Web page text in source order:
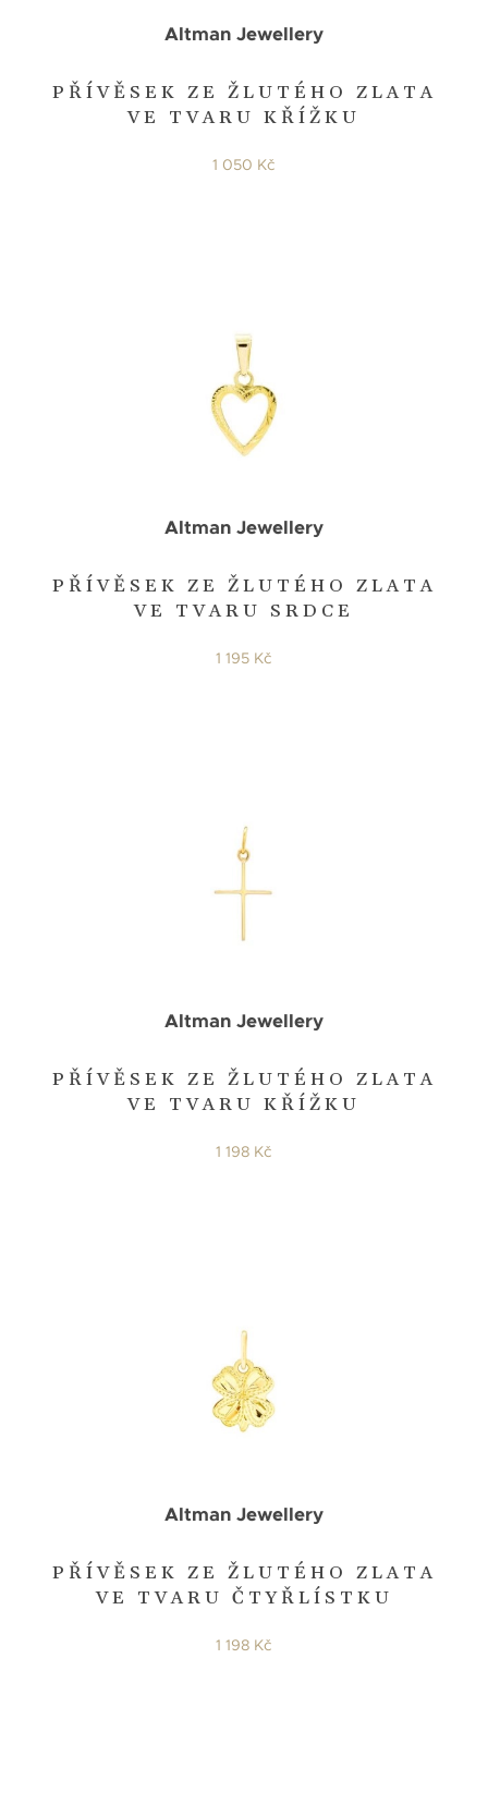
PŘÍVĚSEK ZE ŽLUTÉHO ZLATA
VE TVARU KŘÍŽKU
Altman Jewellery
1 050 Kč
PŘÍVĚSEK ZE ŽLUTÉHO ZLATA
VE TVARU SRDCE
Altman Jewellery
1 195 Kč
PŘÍVĚSEK ZE ŽLUTÉHO ZLATA
VE TVARU KŘÍŽKU
Altman Jewellery
1 198 Kč
PŘÍVĚSEK ZE ŽLUTÉHO ZLATA
VE TVARU ČTYŘLÍSTKU
Altman Jewellery
1 198 Kč